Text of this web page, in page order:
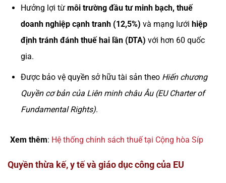
Hưởng lợi từ môi trường đầu tư minh bạch, thuế
doanh nghiệp cạnh tranh (12,5%) và mạng lưới hiệp
định tránh đánh thuế hai lần (DTA) với hơn 60 quốc
gia.
Được bảo vệ quyền sở hữu tài sản theo Hiến chương
Quyền cơ bản của Liên minh châu Âu (EU Charter of
Fundamental Rights).
Xem thêm: Hệ thống chính sách thuế tại Cộng hòa Síp
Quyền thừa kế, y tế và giáo dục công của EU